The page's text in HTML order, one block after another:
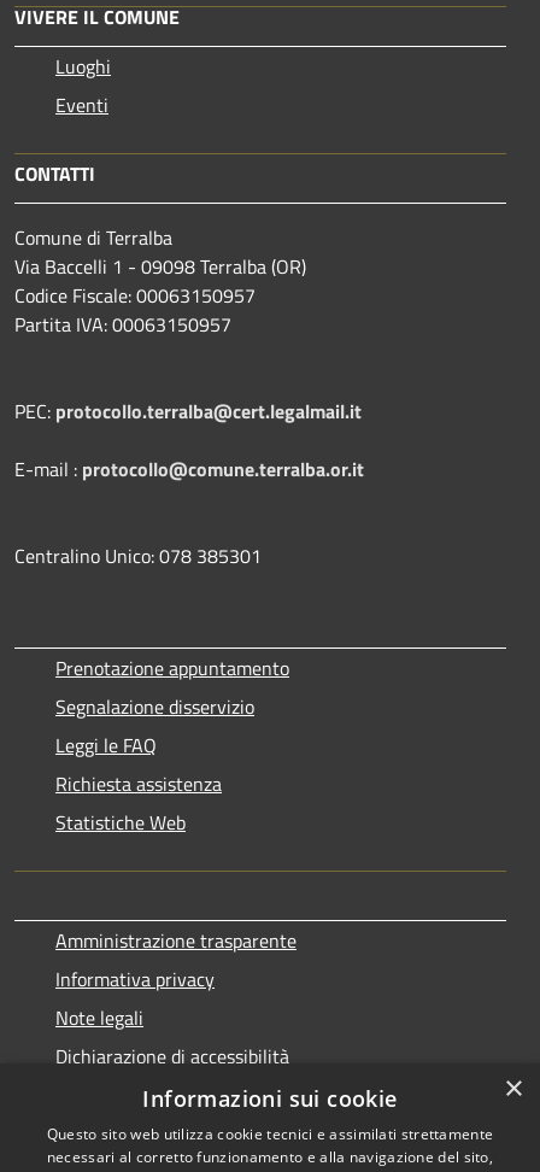
VIVERE IL COMUNE
Luoghi
Eventi
CONTATTI
Comune di Terralba
Via Baccelli 1 - 09098 Terralba (OR)
Codice Fiscale: 00063150957
Partita IVA: 00063150957
PEC: protocollo.terralba@cert.legalmail.it
E-mail : protocollo@comune.terralba.or.it
Centralino Unico: 078 385301
Prenotazione appuntamento
Segnalazione disservizio
Leggi le FAQ
Richiesta assistenza
Statistiche Web
Amministrazione trasparente
Informativa privacy
Note legali
Dichiarazione di accessibilità
×
Informazioni sui cookie
Questo sito web utilizza cookie tecnici e assimilati strettamente
necessari al corretto funzionamento e alla navigazione del sito,